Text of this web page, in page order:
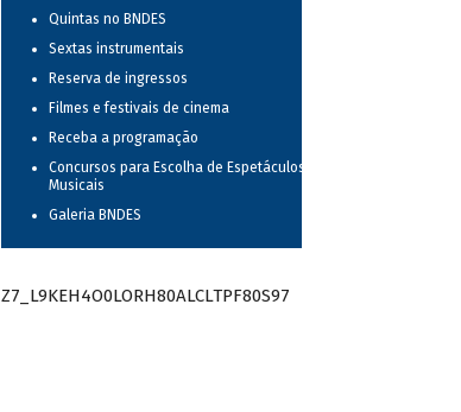
Quintas no BNDES
Sextas instrumentais
Reserva de ingressos
Filmes e festivais de cinema
Receba a programação
Concursos para Escolha de Espetáculos
Musicais
Galeria BNDES
Z7_L9KEH4O0LORH80ALCLTPF80S97